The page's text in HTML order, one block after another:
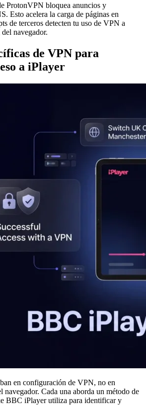
ProtonVPN bloquea anuncios y
Esto acelera la carga de páginas en
de terceros detecten tu uso de VPN a
navegador.
de VPN para
a iPlayer
en configuración de VPN, no en
navegador. Cada una aborda un método de
BBC iPlayer utiliza para identificar y